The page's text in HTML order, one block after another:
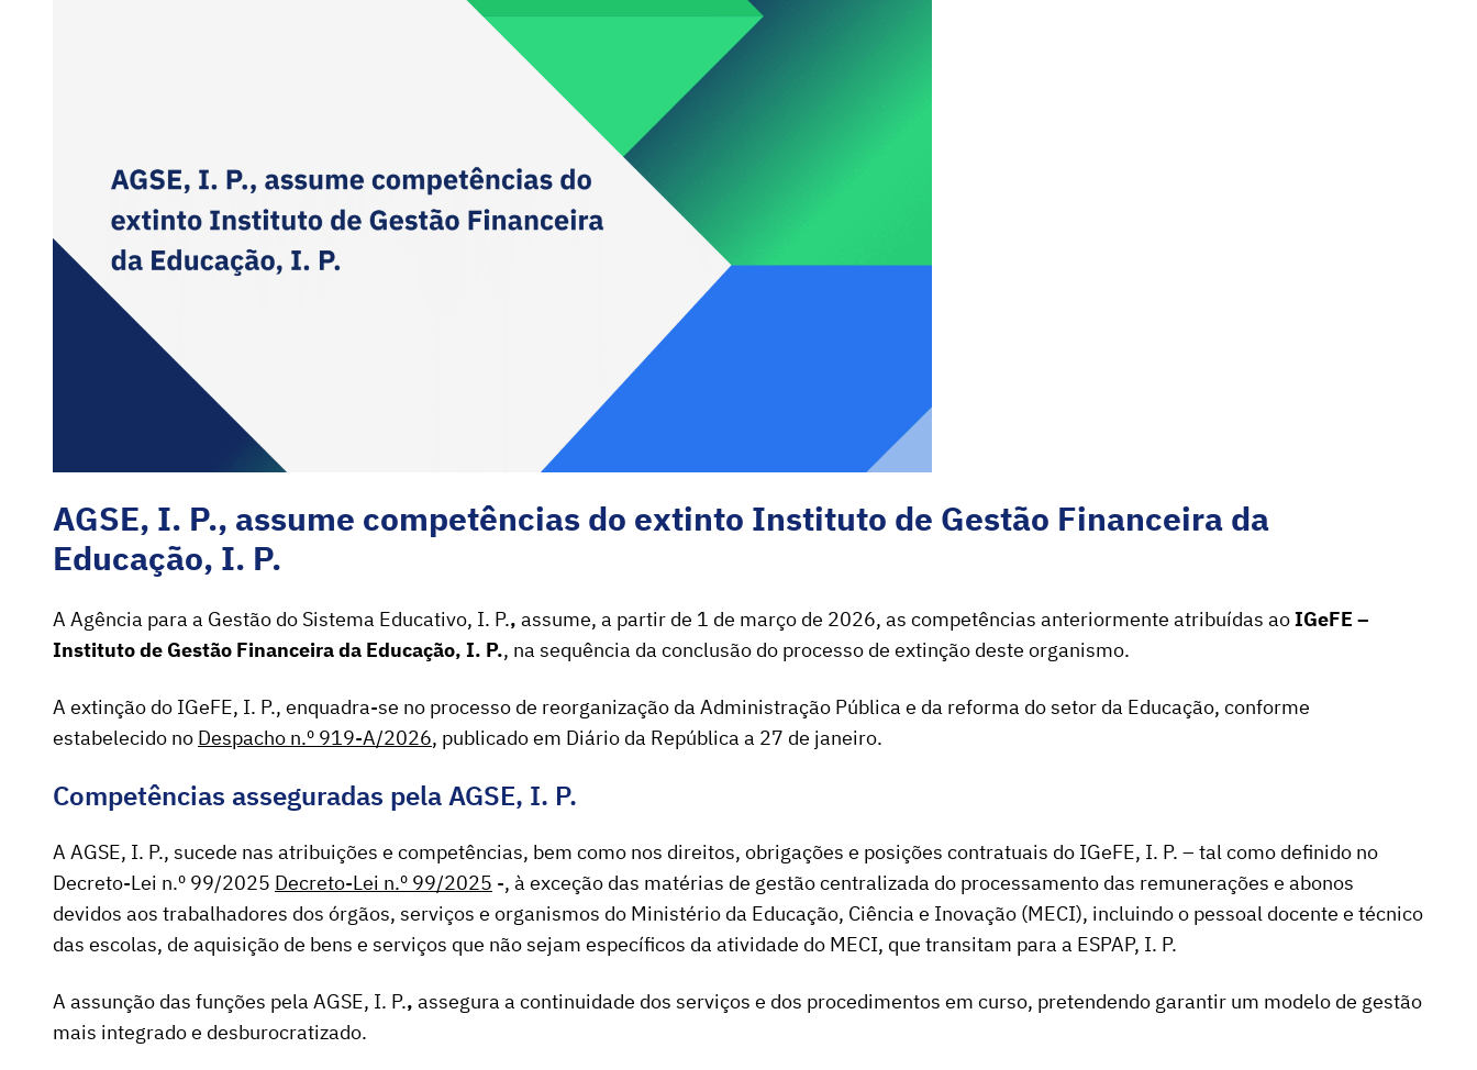
AGSE, I. P., assume competências do extinto Instituto de Gestão Financeira da
Educação, I. P.
A Agência para a Gestão do Sistema Educativo, I. P., assume, a partir de 1 de março de 2026, as competências anteriormente atribuídas aoIGeFE –
Instituto de Gestão Financeira da Educação, I. P., na sequência da conclusão do processo de extinção deste organismo.
A extinção do IGeFE, I. P., enquadra-se no processo de reorganização da Administração Pública e da reforma do setor da Educação, conforme
estabelecido no Despacho n.º 919-A/2026, publicado em Diário da República a 27 de janeiro.
Competências asseguradas pela AGSE, I. P.
A AGSE, I. P., sucede nas atribuições e competências, bem como nos direitos, obrigações e posições contratuais do IGeFE, I. P. – tal como definido no
Decreto-Lei n.º 99/2025 Decreto-Lei n.º 99/2025 -, à exceção das matérias de gestão centralizada do processamento das remunerações e abonos
devidos aos trabalhadores dos órgãos, serviços e organismos do Ministério da Educação, Ciência e Inovação (MECI), incluindo o pessoal docente e técnico
das escolas, de aquisição de bens e serviços que não sejam específicos da atividade do MECI, que transitam para a ESPAP, I. P.
A assunção das funções pela AGSE, I. P., assegura a continuidade dos serviços e dos procedimentos em curso, pretendendo garantir um modelo de gestão
mais integrado e desburocratizado.